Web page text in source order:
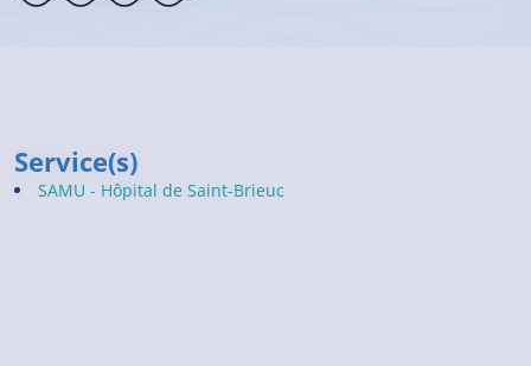
Service(s)
SAMU - Hôpital de Saint-Brieuc